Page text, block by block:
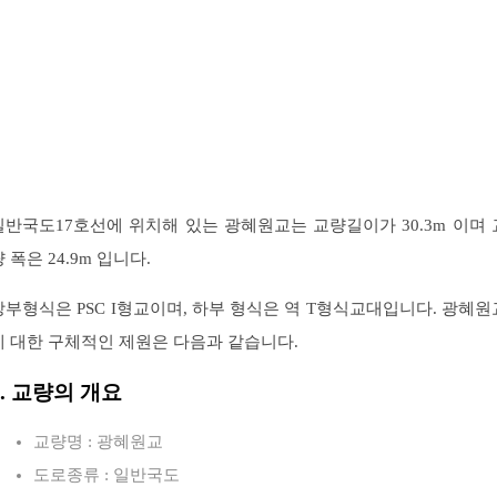
반국도17호선에 위치해 있는 광혜원교는 교량길이가 30.3m 이며
폭은 24.9m 입니다.
부형식은 PSC I형교이며, 하부 형식은 역 T형식교대입니다. 광혜원
대한 구체적인 제원은 다음과 같습니다.
교량의 개요
교량명 : 광혜원교
도로종류 : 일반국도